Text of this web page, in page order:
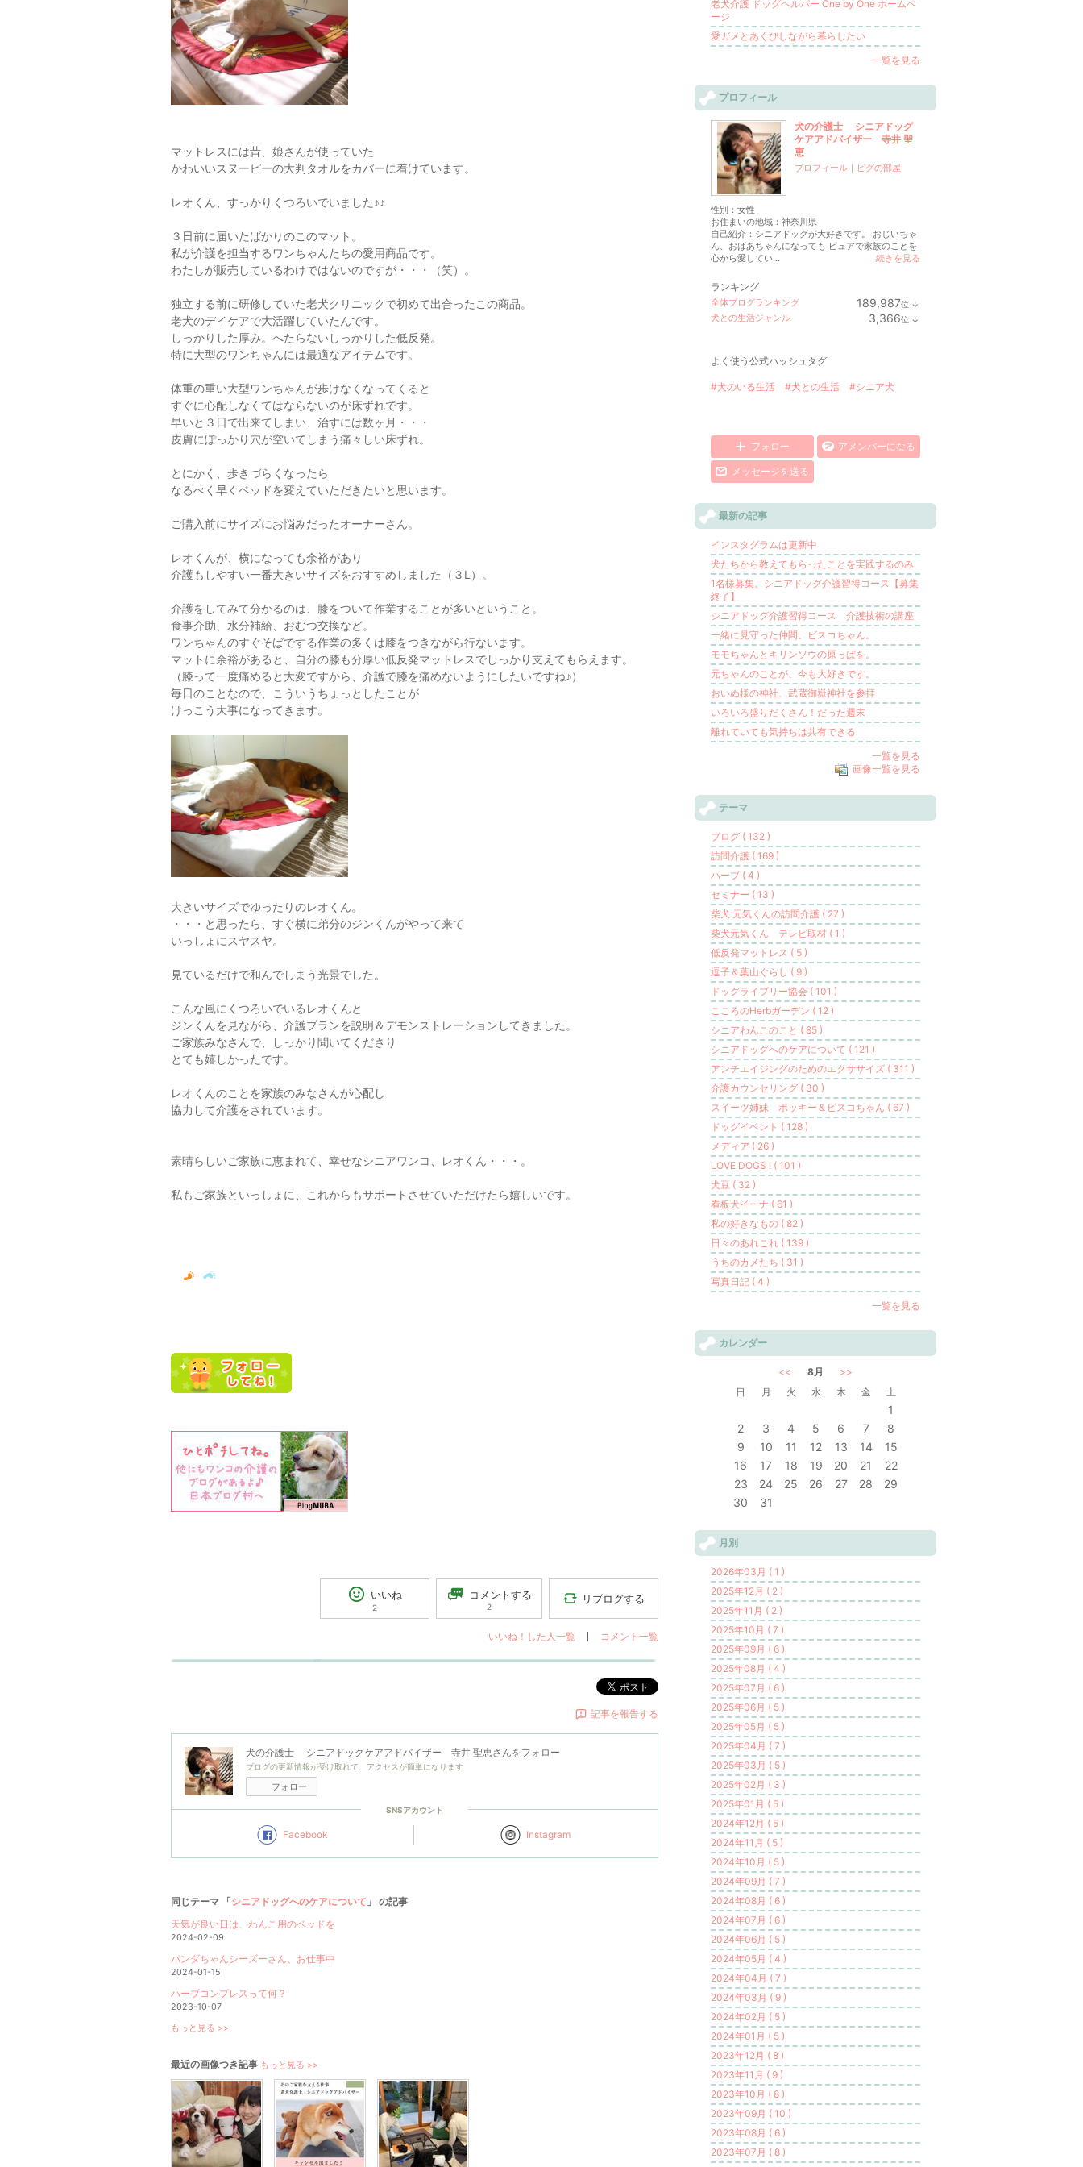
マットレスには昔、娘さんが使っていた
かわいいスヌーピーの大判タオルをカバーに着けています。
レオくん、すっかりくつろいでいました♪♪
３日前に届いたばかりのこのマット。
私が介護を担当するワンちゃんたちの愛用商品です。
わたしが販売しているわけではないのですが・・・（笑）。
独立する前に研修していた老犬クリニックで初めて出合ったこの商品。
老犬のデイケアで大活躍していたんです。
しっかりした厚み。へたらないしっかりした低反発。
特に大型のワンちゃんには最適なアイテムです。
体重の重い大型ワンちゃんが歩けなくなってくると
すぐに心配しなくてはならないのが床ずれです。
早いと３日で出来てしまい、治すには数ヶ月・・・
皮膚にぽっかり穴が空いてしまう痛々しい床ずれ。
とにかく、歩きづらくなったら
なるべく早くベッドを変えていただきたいと思います。
ご購入前にサイズにお悩みだったオーナーさん。
レオくんが、横になっても余裕があり
介護もしやすい一番大きいサイズをおすすめしました（３L）。
介護をしてみて分かるのは、膝をついて作業することが多いということ。
食事介助、水分補給、おむつ交換など。
ワンちゃんのすぐそばでする作業の多くは膝をつきながら行ないます。
マットに余裕があると、自分の膝も分厚い低反発マットレスでしっかり支えてもらえます。
（膝って一度痛めると大変ですから、介護で膝を痛めないようにしたいですね♪）
毎日のことなので、こういうちょっとしたことが
けっこう大事になってきます。
大きいサイズでゆったりのレオくん。
・・・と思ったら、すぐ横に弟分のジンくんがやって来て
いっしょにスヤスヤ。
見ているだけで和んでしまう光景でした。
こんな風にくつろいでいるレオくんと
ジンくんを見ながら、介護プランを説明＆デモンストレーションしてきました。
ご家族みなさんで、しっかり聞いてくださり
とても嬉しかったです。
レオくんのことを家族のみなさんが心配し
協力して介護をされています。
素晴らしいご家族に恵まれて、幸せなシニアワンコ、レオくん・・・。
私もご家族といっしょに、これからもサポートさせていただけたら嬉しいです。
いいね
2
コメントする
2
リブログする
いいね！した人一覧 コメント一覧
ポスト
記事を報告する
犬の介護士 シニアドッグケアアドバイザー 寺井 聖恵さんをフォロー
ブログの更新情報が受け取れて、アクセスが簡単になります
フォロー
SNSアカウント
Facebook Instagram
同じテーマ 「シニアドッグへのケアについて 」 の記事
天気が良い日は、わんこ用のベッドを
2024-02-09
パンダちゃんシーズーさん、お仕事中
2024-01-15
ハーブコンプレスって何？
2023-10-07
もっと見る >>
最近の画像つき記事 もっと見る >>
老犬介護 ドッグヘルパー One by One ホームペ
ージ
愛ガメとあくびしながら暮らしたい
一覧を見る
プロフィール
犬の介護士 シニアドッグ
ケアアドバイザー 寺井 聖
恵
プロフィール ｜ ピグの部屋
性別： 女性
お住まいの地域： 神奈川県
自己紹介：シニアドッグが大好きです。 おじいちゃ
ん、おばあちゃんになっても ピュアで家族のことを
心から愛してい...
続きを見る
ランキング
全体ブログランキング 189,987位 ↓
犬との生活ジャンル 3,366位 ↓
よく使う公式ハッシュタグ
#犬のいる生活 #犬との生活 #シニア犬
フォロー アメンバーになる
メッセージを送る
最新の記事
インスタグラムは更新中
犬たちから教えてもらったことを実践するのみ
1名様募集。シニアドッグ介護習得コース【募集
終了】
シニアドッグ介護習得コース 介護技術の講座
一緒に見守った仲間、ビスコちゃん。
モモちゃんとキリンソウの原っぱを。
元ちゃんのことが、今も大好きです。
おいぬ様の神社、武蔵御嶽神社を参拝
いろいろ盛りだくさん！だった週末
離れていても気持ちは共有できる
一覧を見る
画像一覧を見る
テーマ
ブログ ( 132 )
訪問介護 ( 169 )
ハーブ ( 4 )
セミナー ( 13 )
柴犬 元気くんの訪問介護 ( 27 )
柴犬元気くん テレビ取材 ( 1 )
低反発マットレス ( 5 )
逗子＆葉山ぐらし ( 9 )
ドッグライブリー協会 ( 101 )
こころのHerbガーデン ( 12 )
シニアわんこのこと ( 85 )
シニアドッグへのケアについて ( 121 )
アンチエイジングのためのエクササイズ ( 311 )
介護カウンセリング ( 30 )
スイーツ姉妹 ポッキー＆ビスコちゃん ( 67 )
ドッグイベント ( 128 )
メディア ( 26 )
LOVE DOGS ! ( 101 )
犬豆 ( 32 )
看板犬イーナ ( 61 )
私の好きなもの ( 82 )
日々のあれこれ ( 139 )
うちのカメたち ( 31 )
写真日記 ( 4 )
一覧を見る
カレンダー
<< 8月
>>
日
月 火 水 木 金 土
1
2
3 4 5 6 7
8
9
10 11 12 13 14
15
16
17 18 19 20 21
22
23
24 25 26 27 28
29
30
31
月別
2026年03月 ( 1 )
2025年12月 ( 2 )
2025年11月 ( 2 )
2025年10月 ( 7 )
2025年09月 ( 6 )
2025年08月 ( 4 )
2025年07月 ( 6 )
2025年06月 ( 5 )
2025年05月 ( 5 )
2025年04月 ( 7 )
2025年03月 ( 5 )
2025年02月 ( 3 )
2025年01月 ( 5 )
2024年12月 ( 5 )
2024年11月 ( 5 )
2024年10月 ( 5 )
2024年09月 ( 7 )
2024年08月 ( 6 )
2024年07月 ( 6 )
2024年06月 ( 5 )
2024年05月 ( 4 )
2024年04月 ( 7 )
2024年03月 ( 9 )
2024年02月 ( 5 )
2024年01月 ( 5 )
2023年12月 ( 8 )
2023年11月 ( 9 )
2023年10月 ( 8 )
2023年09月 ( 10 )
2023年08月 ( 6 )
2023年07月 ( 8 )